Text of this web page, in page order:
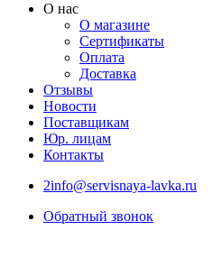
О нас
О магазине
Сертификаты
Оплата
Доставка
Отзывы
Новости
Поставщикам
Юр. лицам
Контакты
2info@servisnaya-lavka.ru
Обратный звонок